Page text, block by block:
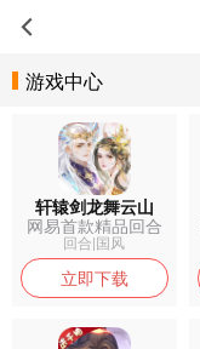
游戏中心
轩辕剑龙舞云山
网易首款精品回合
福利版本--...
回合|国风
立即下载